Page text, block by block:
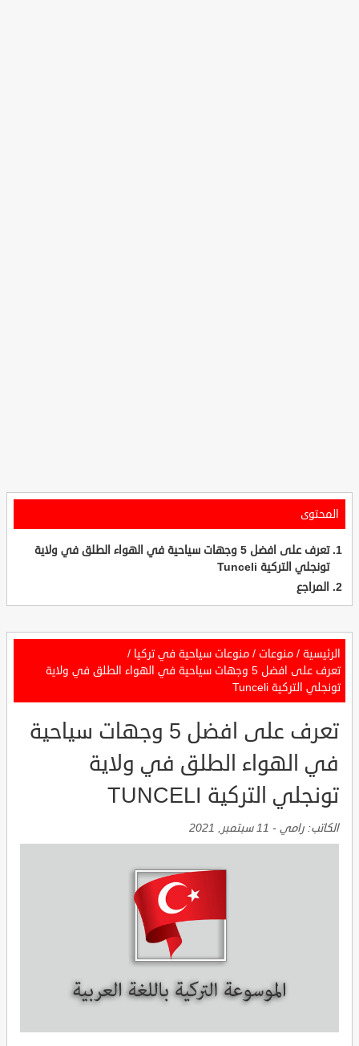
المحتوى
تعرف على افضل 5 وجهات سياحية في الهواء الطلق في ولاية
تونجلي التركية Tunceli
المراجع
الرئيسية / منوعات / منوعات سياحية في تركيا /
تعرف على افضل 5 وجهات سياحية في الهواء الطلق في ولاية
تونجلي التركية Tunceli
تعرف على افضل 5 وجهات سياحية
في الهواء الطلق في ولاية
تونجلي التركية TUNCELI
الكاتب: رامي - 11 سبتمبر, 2021